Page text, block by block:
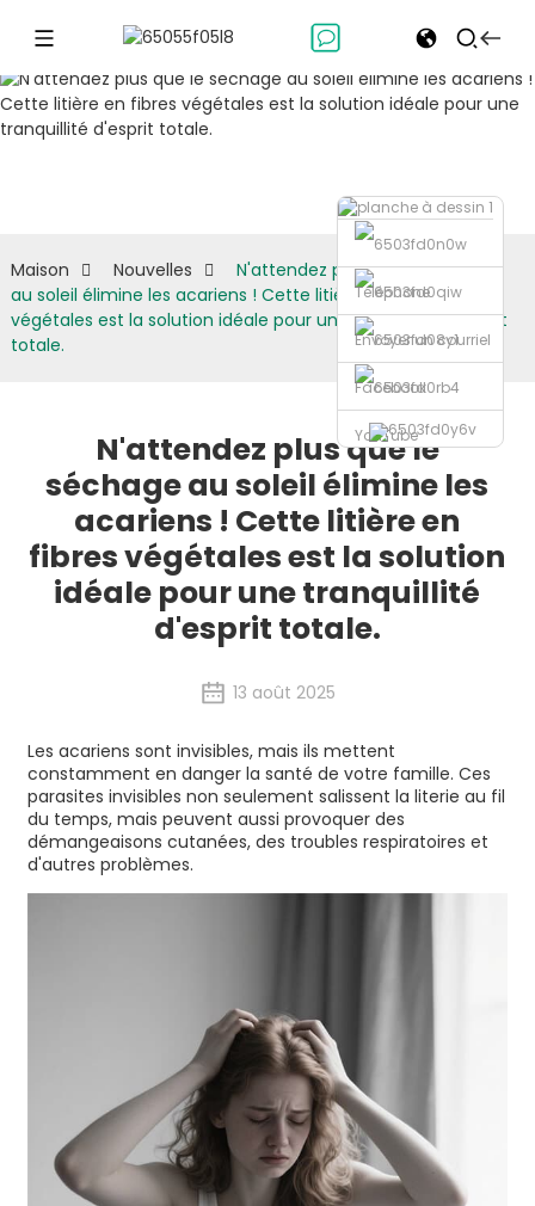
Téléphone
Envoyer un courriel
Facebook
YouTube
Nouvelles
Maison Nouvelles
N'attendez plus que le séchage
au soleil élimine les acariens ! Cette litière en fibres
végétales est la solution idéale pour une tranquillité d'esprit
totale.
N'attendez plus que le
séchage au soleil élimine les
acariens ! Cette litière en
fibres végétales est la solution
idéale pour une tranquillité
d'esprit totale.
13 août 2025
Les acariens sont invisibles, mais ils mettent
constamment en danger la santé de votre famille. Ces
parasites invisibles non seulement salissent la literie au fil
du temps, mais peuvent aussi provoquer des
démangeaisons cutanées, des troubles respiratoires et
d'autres problèmes.